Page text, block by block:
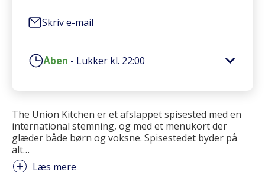
Skriv e-mail
Åben - Lukker kl. 22:00
The Union Kitchen er et afslappet spisested med en
international stemning, og med et menukort der
glæder både børn og voksne. Spisestedet byder på
alt…
Læs mere